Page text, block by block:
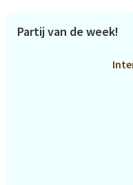
Partij van de week!